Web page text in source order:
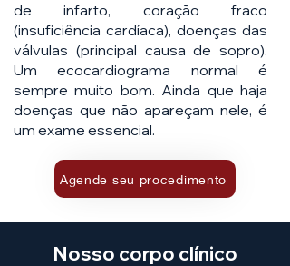
de infarto, coração fraco
(insuficiência cardíaca), doenças das
válvulas (principal causa de sopro).
Um ecocardiograma normal é
sempre muito bom. Ainda que haja
doenças que não apareçam nele, é
um exame essencial.
Agende seu procedimento
Nosso corpo clínico